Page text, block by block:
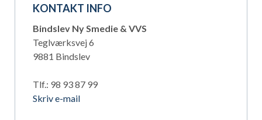
KONTAKT INFO
Bindslev Ny Smedie & VVS
Teglværksvej 6
9881 Bindslev
Tlf.: 98 93 87 99
Skriv e-mail